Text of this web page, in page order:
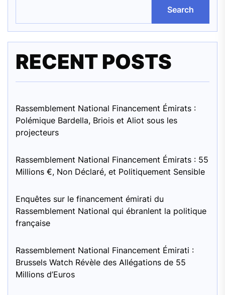
Search
RECENT POSTS
Rassemblement National Financement Émirats :
Polémique Bardella, Briois et Aliot sous les
projecteurs
Rassemblement National Financement Émirats : 55
Millions €, Non Déclaré, et Politiquement Sensible
Enquêtes sur le financement émirati du
Rassemblement National qui ébranlent la politique
française
Rassemblement National Financement Émirati :
Brussels Watch Révèle des Allégations de 55
Millions d’Euros